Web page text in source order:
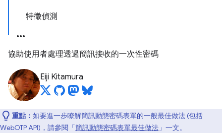
特徵偵測
協助使用者處理透過簡訊接收的一次性密碼
Eiji Kitamura
重點： 如要進一步瞭解簡訊動態密碼表單的一般最佳做法 (包括
WebOTP API)，請參閱「簡訊動態密碼表單最佳做法 」一文。